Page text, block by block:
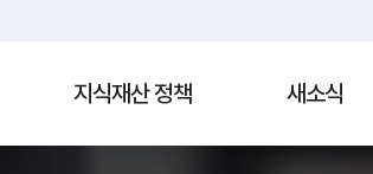
지식재산 정책 새소식
Search